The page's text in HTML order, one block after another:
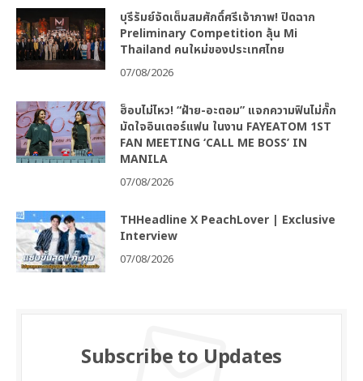
บุรีรัมย์จัดเต็มสมศักดิ์ศรีเจ้าภาพ! ปิดฉาก
Preliminary Competition ลุ้น Mi
Thailand คนใหม่ของประเทศไทย
07/08/2026
ฮ็อบไม่ไหว! “ฝ้าย-อะตอม” แจกความฟินไม่กั๊ก
มัดใจอินเตอร์แฟน ในงาน FAYEATOM 1ST
FAN MEETING ‘CALL ME BOSS’ IN
MANILA
07/08/2026
THHeadline X PeachLover | Exclusive
Interview
07/08/2026
Subscribe to Updates